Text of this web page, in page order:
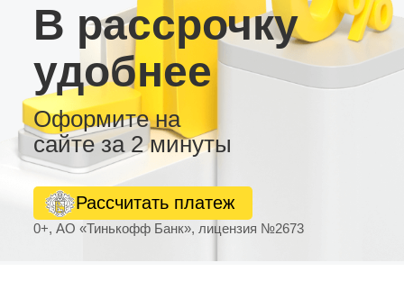
В рассрочку
удобнее
Оформите на
сайте за 2 минуты
0+, АО «Тинькофф Банк», лицензия №2673
Рассчитать платеж